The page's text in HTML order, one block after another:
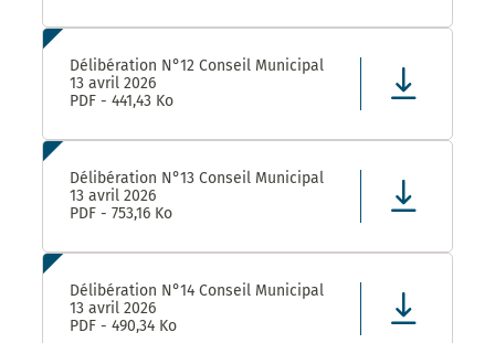
Délibération N°12 Conseil Municipal
13 avril 2026
PDF - 441,43 Ko
Délibération N°13 Conseil Municipal
13 avril 2026
PDF - 753,16 Ko
Délibération N°14 Conseil Municipal
13 avril 2026
PDF - 490,34 Ko